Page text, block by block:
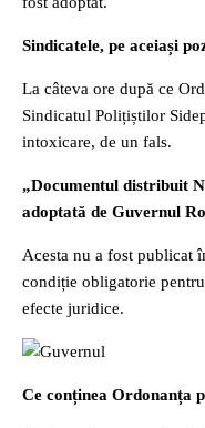
Sindicatele, pe aceiași
La câteva ore după ce
Sindicatul Polițiștilor
intoxicare, de un fals.
„Documentul distribuit
adoptată de Guvernul
Acesta nu a fost publicat
condiție obligatorie
efecte juridice.
Ce conținea Ordonanța